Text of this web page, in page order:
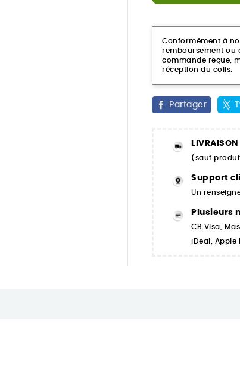
Conformément à
remboursement ou
commande reçue,
réception du colis.
Partager
(sauf
Support
Un
Plusieurs
CB Visa,
iDeal, Apple